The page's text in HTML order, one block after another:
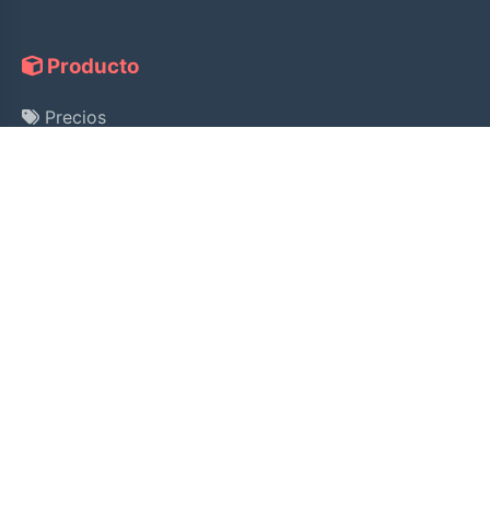
Producto
Precios